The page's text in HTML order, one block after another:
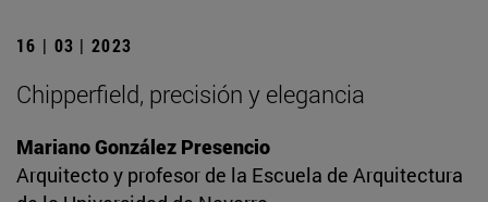
16 | 03 | 2023
Chipperfield, precisión y elegancia
Mariano González Presencio
Arquitecto y profesor de la Escuela de Arquitectura